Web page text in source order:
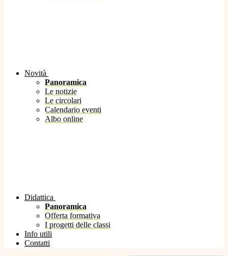
Novità
Panoramica
Le notizie
Le circolari
Calendario eventi
Albo online
Didattica
Panoramica
Offerta formativa
I progetti delle classi
Info utili
Contatti